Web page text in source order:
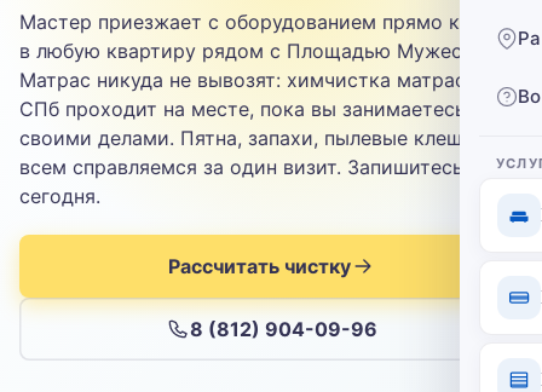
ТЕЛЕФОН
Отправить
Нажимая кнопку, вы соглашаетесь сполитикой конфиденциальности
Мастер приезжает с оборудованием прямо к вам -
в любую квартиру рядом с Площадью Мужества.
Матрас никуда не вывозят: химчистка матрасов в
СПб проходит на месте, пока вы занимаетесь
своими делами. Пятна, запахи, пылевые клещи - со
всем справляемся за один визит. Запишитесь
сегодня.
Рассчитать чистку
8 (812) 904-09-96